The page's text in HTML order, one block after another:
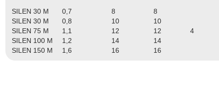
SILEN 30 M 0,7 8 8
4
SILEN 30 M 0,8 10
10
SILEN 75 M
1,1 12
12
SILEN 100 M
1,2 14
14
SILEN 150 M
1,6 16 16